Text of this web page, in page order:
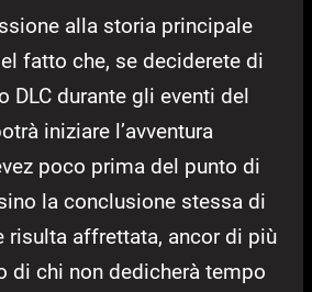
alla storia principale
fatto che, se deciderete di
DLC durante gli eventi del
iniziare l’avventura
poco prima del punto di
la conclusione stessa di
risulta affrettata, ancor di più
di chi non dedicherà tempo